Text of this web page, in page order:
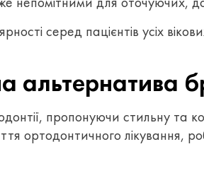
серед пацієнтів усіх
альтернатива
пропонуючи стильну
ортодонтичного лікування,